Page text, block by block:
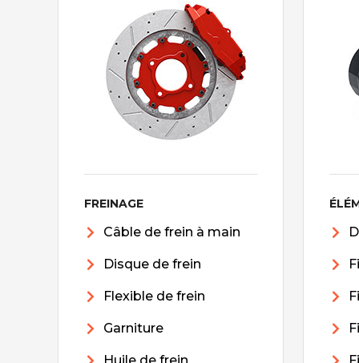
FREINAGE
Câble de frein à main
Disque de frein
Flexible de frein
Garniture